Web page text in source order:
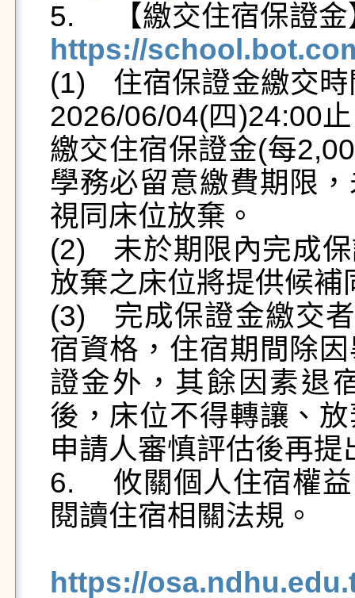
https://
(1)	住宿保證金繳交時間為2026/05/27(三)12:00起至
2026/06/04(四)24:00
繳交住宿保證金(每
學務必留意繳費期限
視同床位放棄。
(2)	未於期限內完成保證金繳交者視同床位放棄，其
放棄之床位將提供候
(3)	完成保證金繳交者具有115學年度上、下學期住
宿資格，住宿期間除
證金外，其餘因素退
後，床位不得轉讓、
申請人審慎評估後再提
6.	攸關個人住宿權益，申請宿舍床位前請務必詳細
閱讀住宿相關法規。
https://